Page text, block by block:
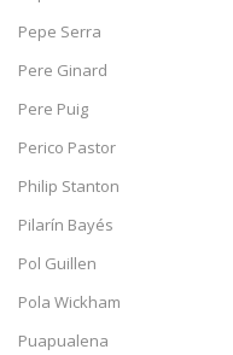
Pepe Serra
Pere Ginard
Pere Puig
Perico Pastor
Philip Stanton
Pilarín Bayés
Pol Guillen
Pola Wickham
Puapualena